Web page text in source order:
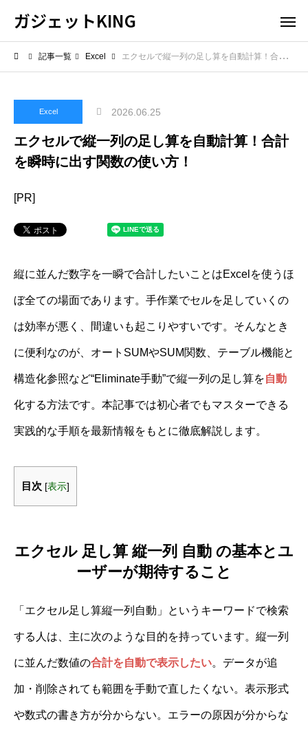
ガジェットKING
記事一覧 Excel エクセルで縦一列の足し算を自動計算！合計を瞬時に出す関数の使い方！
Excel 2026.06.25
エクセルで縦一列の足し算を自動計算！合計
を瞬時に出す関数の使い方！
[PR]
縦に並んだ数字を一瞬で合計したいことはExcelを使うほ
ぼ全ての場面であります。手作業でセルを足していくの
は効率が悪く、間違いも起こりやすいです。そんなとき
に便利なのが、オートSUMやSUM関数、テーブル機能と
構造化参照など“Eliminate手動”で縦一列の足し算を自動
化する方法です。本記事では初心者でもマスターできる
実践的な手順を最新情報をもとに徹底解説します。
目次 [表示]
エクセル 足し算 縦一列 自動 の基本とユ
ーザーが期待すること
「エクセル足し算縦一列自動」というキーワードで検索
する人は、主に次のような目的を持っています。縦一列
に並んだ数値の合計を自動で表示したい。データが追
加・削除されても範囲を手動で直したくない。表示形式
や数式の書き方が分からない。エラーの原因が分からな